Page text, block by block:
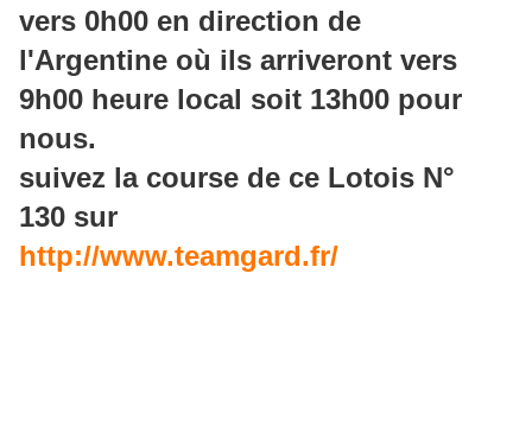
vers 0h00 en direction de
l'Argentine où ils arriveront vers
9h00 heure local soit 13h00 pour
nous.
suivez la course de ce Lotois N°
130 sur
http://www.teamgard.fr/